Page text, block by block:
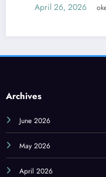
April 26, 2026 okecrot
Archives
June 2026
May 2026
April 2026